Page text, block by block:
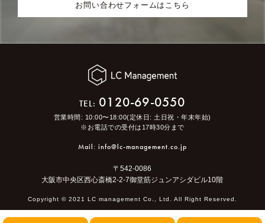
お問い合わせフォームはこちら
TEL: 0120-69-0550
営業時間: 10:00〜18:00(定休日: 土日祝・年末年始)
※お電話での受付は17時30分まで
Mail: info@lc-management.co.jp
〒542-0086
大阪市中央区西心斎橋2-2-7御堂筋ジュンアシダビル10階
Copyright ©︎ 2021 LC management Co., Ltd. All Right Reserved.